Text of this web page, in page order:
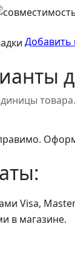
Добавить
Visa,
в магазине.